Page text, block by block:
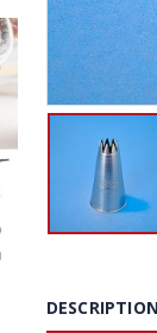
DESCRIPTION